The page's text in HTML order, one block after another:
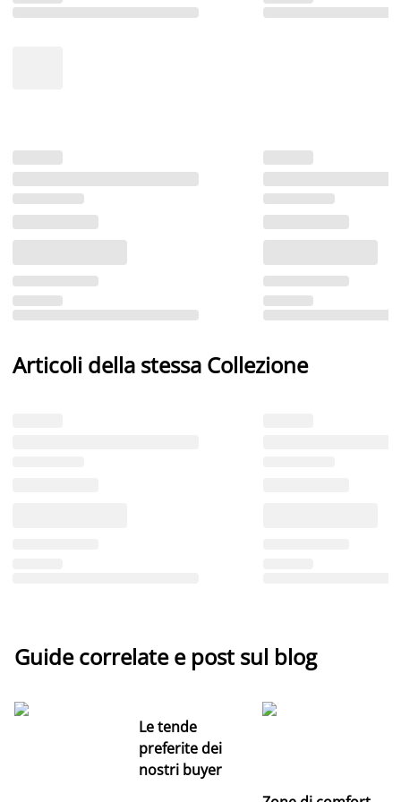
Articoli della stessa Collezione
Guide correlate e post sul blog
Le tende
preferite dei
nostri buyer